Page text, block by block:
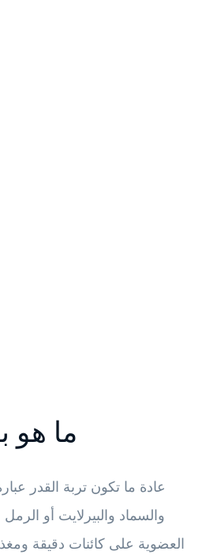
ما هو
عادة ما تكون تربة القدر
والسماد والبيرلايت أو
العضوية على كائنات دقيقة